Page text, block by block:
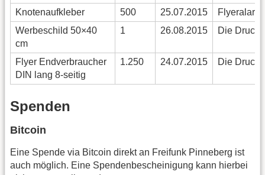
Knotenaufkleber
500 25.07.2015
Flyeralarm
Werbeschild 50×40
cm
1 26.08.2015 Die
Flyer Endverbraucher
DIN lang 8-seitig
1.250 24.07.2015 Die
Spenden
Bitcoin
Eine Spende via Bitcoin direkt an Freifunk Pinneberg ist
auch möglich. Eine Spendenbescheinigung kann hierbei